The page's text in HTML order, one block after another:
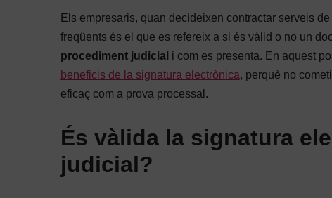
Els empresaris, quan decideixen contractar serveis
freqüents és el que es refereix a si és vàlid o no un
procediment judicial i com es presenta. En aquest
beneficis de la signatura electrònica, perquè no
eficaç com a prova processal.
És vàlida la signatura
judicial?